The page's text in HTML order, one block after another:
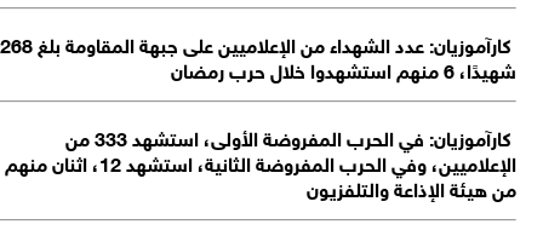
كارآموزيان: عدد الشهداء من الإعلاميين على جبهة المقاومة بلغ 268
استشهدوا خلال حرب رمضان
كارآموزيان: في الحرب المفروضة الأولى، استشهد 333 من
الإعلاميين، وفي الحرب المفروضة الثانية، استشهد 12، اثنان منهم
هيئة الإذاعة والتلفزيون